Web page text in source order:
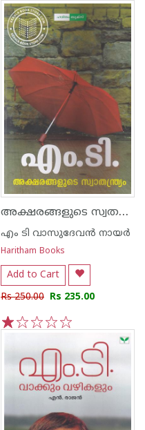
5
4
3
2
1
അക്ഷരങ്ങളുടെ സ്വതന്ത്യ്രം
എം ടി വാസുദേവന്‍ നായര്‍
Haritham Books
Add to Cart
Rs 250.00 Rs 235.00